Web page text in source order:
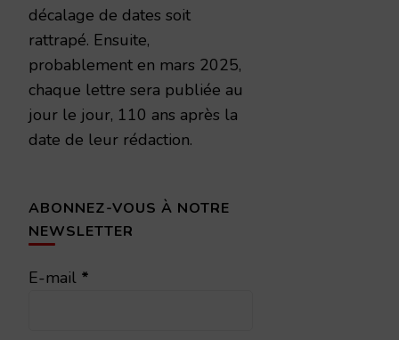
décalage de dates soit
rattrapé. Ensuite,
probablement en mars 2025,
chaque lettre sera publiée au
jour le jour, 110 ans après la
date de leur rédaction.
ABONNEZ-VOUS À NOTRE
NEWSLETTER
E-mail *